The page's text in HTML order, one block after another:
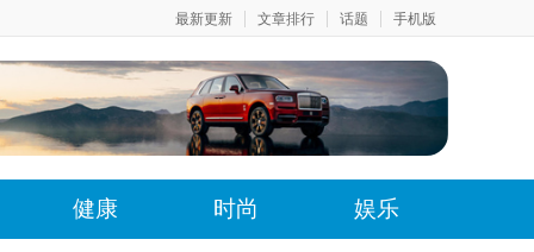
最新更新 文章排行 话题 手机版
健康 时尚 娱乐